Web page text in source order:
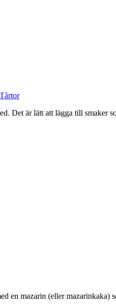
Tårtor
Det är lätt att lägga till smaker
en mazarin (eller